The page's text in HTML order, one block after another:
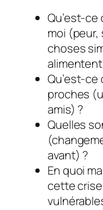
Qu’est-ce
moi
choses
Qu’est-ce
proches
amis) ?
Quelles
avant) ?
En quoi
cette